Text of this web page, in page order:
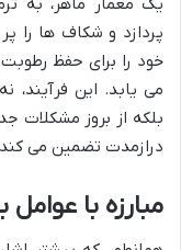
پردازد و شکاف ها را
خود را برای حفظ
می یابد. این
بلکه از بروز مشکلات
درازمدت تضمین می
مبارزه با